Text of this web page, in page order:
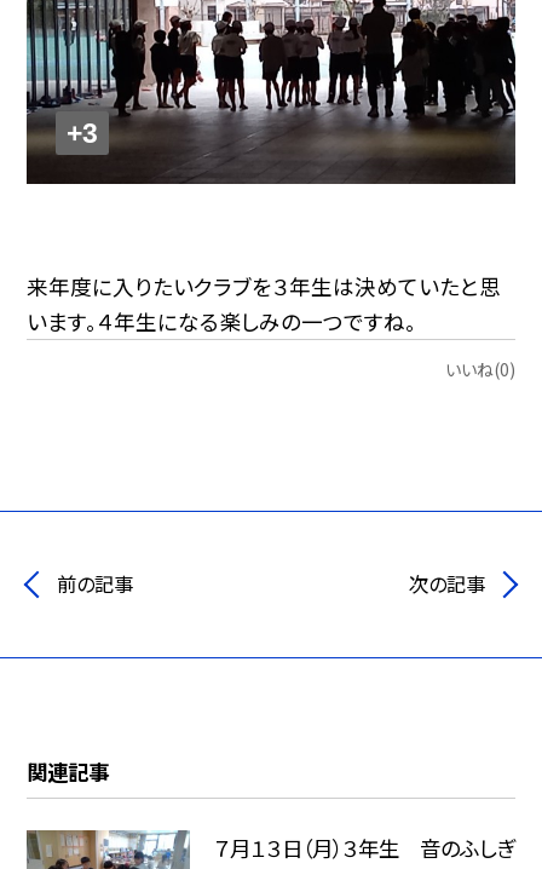
+3
来年度に入りたいクラブを３年生は決めていたと思
います。４年生になる楽しみの一つですね。
いいね(0)
前の記事 次の記事
関連記事
７月１３日（月）３年生 音のふしぎ